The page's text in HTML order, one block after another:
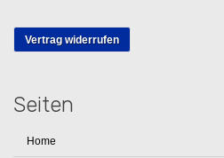
Vertrag widerrufen
Seiten
Home